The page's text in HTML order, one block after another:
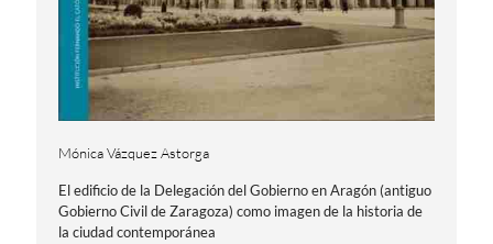
Mónica Vázquez Astorga
El edificio de la Delegación del Gobierno en Aragón (antiguo
Gobierno Civil de Zaragoza) como imagen de la historia de
la ciudad contemporánea